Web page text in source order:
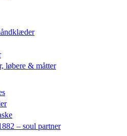
løbere & måtter
– soul partner